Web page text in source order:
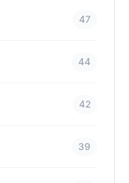
47
44
42
39